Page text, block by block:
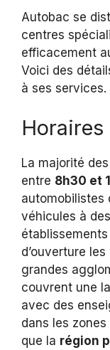
Autobac se
centres
efficacement
Voici des
à ses services.
La majorité
entre 8h30 et
automobilistes
véhicules à
d’ouverture
grandes
couvrent une
avec des
dans les
que la région